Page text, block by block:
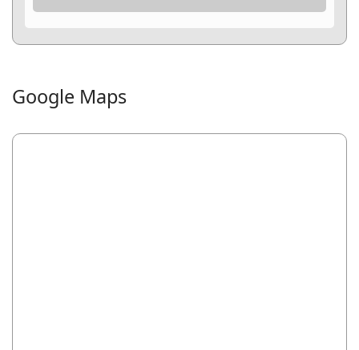
Google Maps